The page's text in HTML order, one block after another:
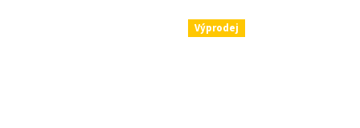
Výprodej